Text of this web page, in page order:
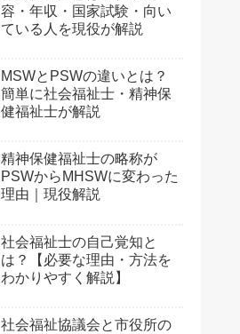
容・年収・国家試験・向い
ている人を現役が解説
MSWとPSWの違いとは？
簡単に社会福祉士・精神保
健福祉士が解説
精神保健福祉士の略称が
PSWからMHSWに変わった
理由｜現役解説
社会福祉士の自己覚知と
は？【必要な理由・方法を
わかりやすく解説】
社会福祉協議会と市役所の